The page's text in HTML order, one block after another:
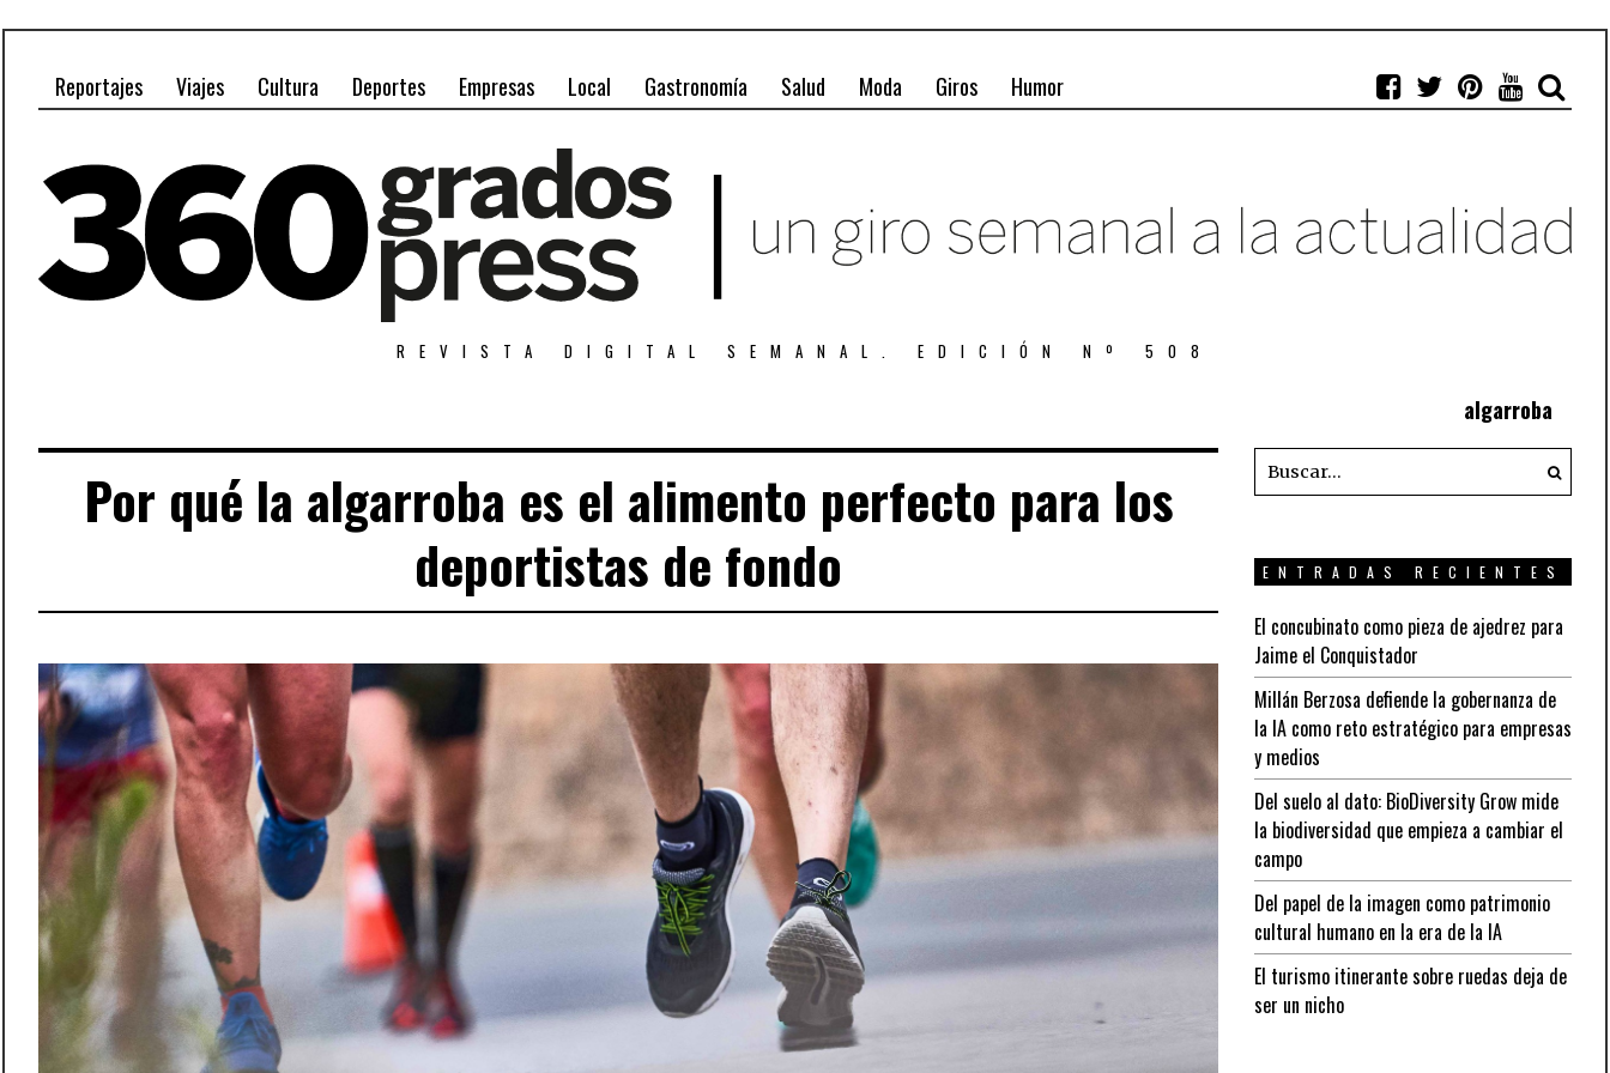
Reportajes Viajes Cultura Deportes Empresas Local Gastronomía Salud Moda Giros Humor
REVISTA DIGITAL SEMANAL. EDICIÓN Nº 508
algarroba
Por qué la algarroba es el alimento perfecto para los
deportistas de fondo
ENTRADAS RECIENTES
El concubinato como pieza de ajedrez para
Jaime el Conquistador
Millán Berzosa defiende la gobernanza de
la IA como reto estratégico para empresas
y medios
Del suelo al dato: BioDiversity Grow mide
la biodiversidad que empieza a cambiar el
campo
Del papel de la imagen como patrimonio
cultural humano en la era de la IA
El turismo itinerante sobre ruedas deja de
ser un nicho